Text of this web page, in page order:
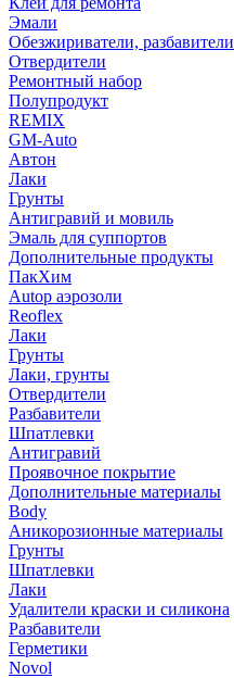
Эмали
Обезжириватели, разбавители
Отвердители
Ремонтный набор
Полупродукт
REMIX
GM-Auto
Автон
Лаки
Грунты
Антигравий и мовиль
Эмаль для суппортов
Дополнительные продукты
ПакХим
Autop аэрозоли
Reoflex
Лаки
Грунты
Лаки, грунты
Отвердители
Разбавители
Шпатлевки
Антигравий
Проявочное покрытие
Дополнительные материалы
Body
Аникорозионные материалы
Грунты
Шпатлевки
Лаки
Удалители краски и силикона
Разбавители
Герметики
Novol